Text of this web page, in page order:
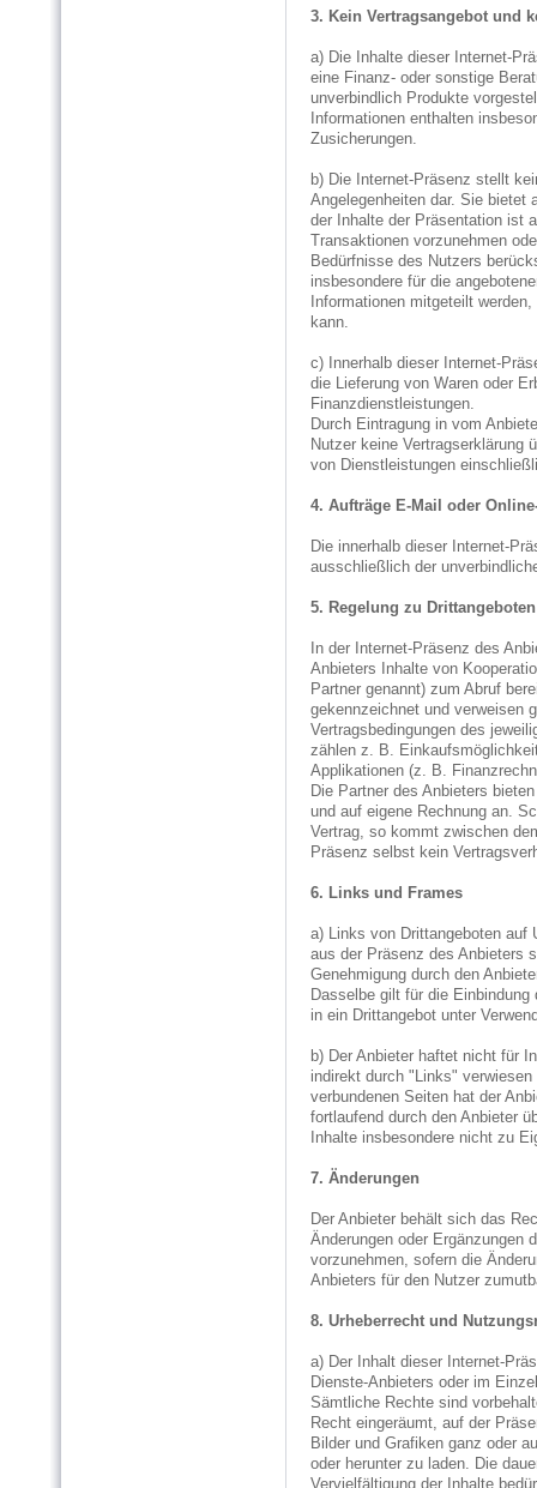
3. Kein Vertragsangebot und
a) Die Inhalte dieser Internet-
eine Finanz- oder sonstige
unverbindlich Produkte
Informationen enthalten
Zusicherungen.
b) Die Internet-Präsenz stellt
Angelegenheiten dar. Sie bietet
der Inhalte der Präsentation ist
Transaktionen vorzunehmen
Bedürfnisse des Nutzers
insbesondere für die
Informationen mitgeteilt
kann.
c) Innerhalb dieser Internet-
die Lieferung von Waren oder
Finanzdienstleistungen.
Durch Eintragung in vom
Nutzer keine Vertragserklärung
von Dienstleistungen
4. Aufträge E-Mail oder
Die innerhalb dieser Internet-
ausschließlich der
5. Regelung zu Drittangeboten
In der Internet-Präsenz des
Anbieters Inhalte von
Partner genannt) zum Abruf
gekennzeichnet und verweisen
Vertragsbedingungen des
zählen z. B.
Applikationen (z. B.
Die Partner des Anbieters
und auf eigene Rechnung an.
Vertrag, so kommt zwischen
Präsenz selbst kein
6. Links und Frames
a) Links von Drittangeboten auf
aus der Präsenz des Anbieters
Genehmigung durch den
Dasselbe gilt für die
in ein Drittangebot unter
b) Der Anbieter haftet nicht für
indirekt durch "Links"
verbundenen Seiten hat der
fortlaufend durch den Anbieter
Inhalte insbesondere nicht zu
7. Änderungen
Der Anbieter behält sich das
Änderungen oder Ergänzungen
vorzunehmen, sofern die
Anbieters für den Nutzer
8. Urheberrecht und
a) Der Inhalt dieser Internet-
Dienste-Anbieters oder im
Sämtliche Rechte sind
Recht eingeräumt, auf der
Bilder und Grafiken ganz oder
oder herunter zu laden. Die
Vervielfältigung der Inhalte